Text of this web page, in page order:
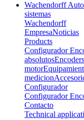
Wachendorff
sistemas
Wachendorff
EmpresaNoticias
Products
Configurador
absolutos
motor
medicion
Configurador
Configurador
Contacto
Technical